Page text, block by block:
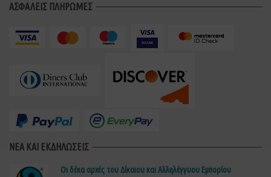
ΑΣΦΑΛΕΙΣ ΠΛΗΡΩΜΕΣ
ΝΕΑ ΚΑΙ ΕΚΔΗΛΩΣΕΙΣ
Οι δέκα αρχές του Δίκαιου και Αλληλέγγυου Εμπορίου